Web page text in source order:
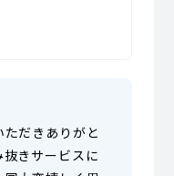
だきありがと
きサービスに